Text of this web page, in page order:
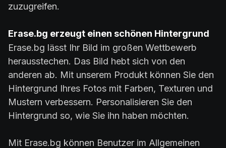
zuzugreifen.
Erase.bg erzeugt einen schönen Hintergrund
Erase.bg lässt Ihr Bild im großen Wettbewerb
herausstechen. Das Bild hebt sich von den
anderen ab. Mit unserem Produkt können Sie den
Hintergrund Ihres Fotos mit Farben, Texturen und
Mustern verbessern. Personalisieren Sie den
Hintergrund so, wie Sie ihn haben möchten.
Mit Erase.bg können Benutzer im Allgemeinen